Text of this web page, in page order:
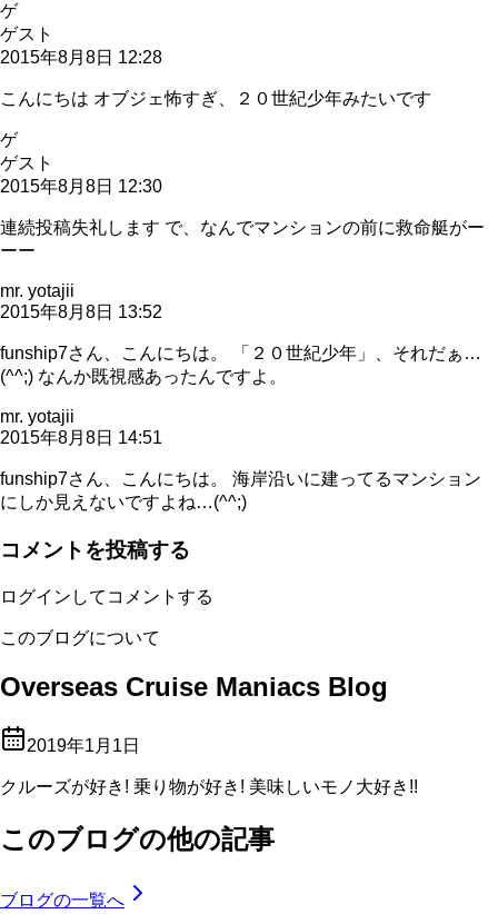
ゲ
ゲスト
2015年8月8日 12:28
こんにちは オブジェ怖すぎ、２０世紀少年みたいです
ゲ
ゲスト
2015年8月8日 12:30
連続投稿失礼します で、なんでマンションの前に救命艇がー
ーー
mr. yotajii
2015年8月8日 13:52
funship7さん、こんにちは。 「２０世紀少年」、それだぁ…
(^^;) なんか既視感あったんですよ。
mr. yotajii
2015年8月8日 14:51
funship7さん、こんにちは。 海岸沿いに建ってるマンション
にしか見えないですよね…(^^;)
コメントを投稿する
ログインしてコメントする
このブログについて
Overseas Cruise Maniacs Blog
2019年1月1日
クルーズが好き! 乗り物が好き! 美味しいモノ大好き!!
このブログの他の記事
ブログの一覧へ